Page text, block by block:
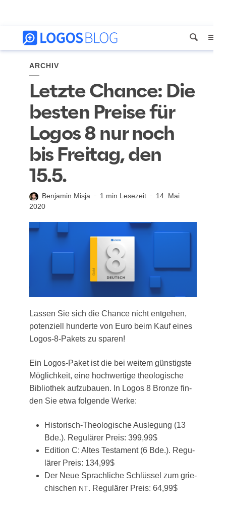
ARCHIV
Letzte Chance: Die
besten Preise für
Logos 8 nur noch
bis Freitag, den
15.5.
Benjamin Misja 1 min Lesezeit
14. Mai
2020
Las­sen Sie sich die Chan­ce nicht ent­ge­hen,
poten­zi­ell hun­der­te von Euro beim Kauf eines
Logos-8-Pakets zu sparen!
Ein Logos-Paket ist die bei wei­tem güns­tigs­te
Mög­lich­keit, eine hoch­wer­ti­ge theo­lo­gi­sche
Biblio­thek auf­zu­bau­en. In Logos 8 Bron­ze fin­
den Sie etwa fol­gen­de Werke:
His­to­risch-Theo­lo­gi­sche Aus­le­gung (13
Bde.). Regu­lä­rer Preis: 399,99$
Edi­ti­on C: Altes Tes­ta­ment (6 Bde.). Regu­
lä­rer Preis: 134,99$
Der Neue Sprach­li­che Schlüs­sel zum grie­
chi­schen NT. Regu­lä­rer Preis: 64,99$